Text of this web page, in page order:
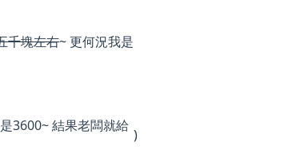
千塊左右~ 更何況我是
3600~ 結果老闆就給
)